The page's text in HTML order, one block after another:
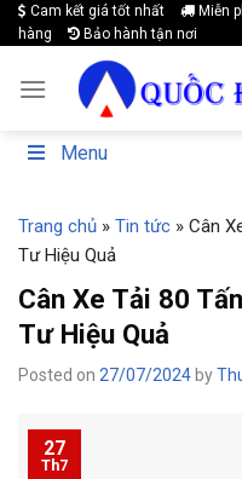
Skip
to
content
Cam kết giá tốt nhất Miễn
hàng
Bảo hành tận nơi
Menu
Trang chủ » Tin tức » Cân
Tư Hiệu Quả
Cân Xe Tải 80
Tư Hiệu Quả
Posted on 27/07/2024 by
27
Th7